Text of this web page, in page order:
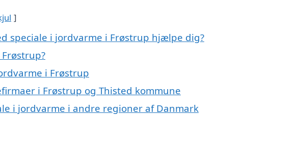
speciale i jordvarme i Frøstrup hjælpe dig?
i Frøstrup
i Frøstrup og Thisted kommune
i jordvarme i andre regioner af Danmark